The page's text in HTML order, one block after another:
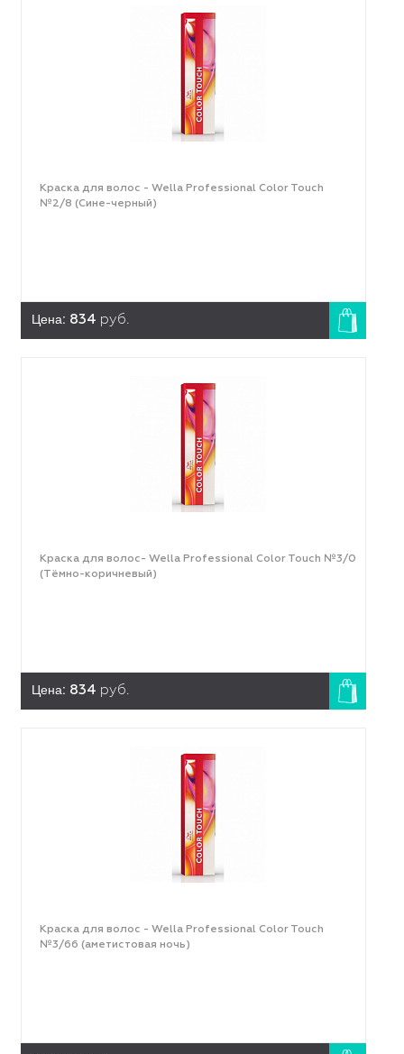
Краска для волос - Wella Professional Color Touch
№2/8 (Сине-черный)
Цена: 834 руб.
Краска для волос- Wella Professional Color Touch №3/0
(Тёмно-коричневый)
Цена: 834 руб.
Краска для волос - Wella Professional Color Touch
№3/66 (аметистовая ночь)